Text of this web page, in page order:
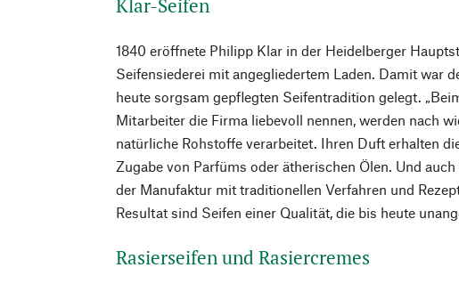
Klar-Seifen
1840 eröffnete Philipp Klar in der Heidelberger
Seifensiederei mit angegliedertem Laden. Damit war
heute sorgsam gepflegten Seifentradition gelegt.
Mitarbeiter die Firma liebevoll nennen, werden nach
natürliche Rohstoffe verarbeitet. Ihren Duft erhalten
Zugabe von Parfüms oder ätherischen Ölen. Und
der Manufaktur mit traditionellen Verfahren und
Resultat sind Seifen einer Qualität, die bis heute
Rasierseifen und Rasiercremes